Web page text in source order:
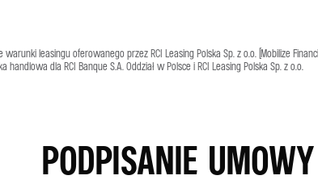
leasingu oferowanego przez RCI Leasing Polska Sp. z o.o. (Mobilize
dla RCI Banque S.A. Oddział w Polsce i RCI Leasing Polska Sp. z o.o.
PODPISANIE